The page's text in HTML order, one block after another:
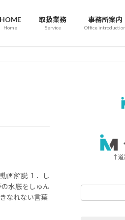
HOME
Home
取扱業務
Service
事務所案内
Office introduction
画解説 １．し
水底をしゅん
なれない言葉
↑道